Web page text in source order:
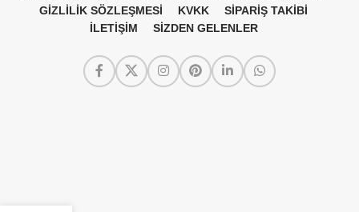
GİZLİLİK SÖZLEŞMESİ
KVKK
SİPARİŞ TAKİBİ
İLETİŞİM
SİZDEN GELENLER